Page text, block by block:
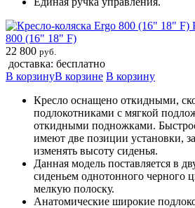
800 (16" 18" F)
22 800 руб.
доставка: бесплатно
В корзинуВ корзине В корзину
Кресло оснащено откидными,
подлокотниками с мягкой
откидными подножками.
имеют две позиции установки,
изменять высоту сиденья.
Данная модель поставляется в
сиденьем однотонного черного
мелкую полоску.
Анатомические широкие